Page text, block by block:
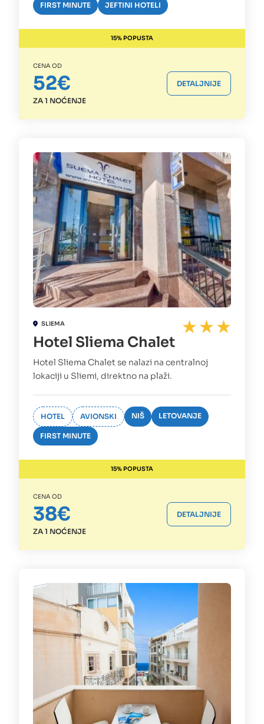
FIRST MINUTE JEFTINI HOTELI
15% POPUSTA
CENA OD
52€
ZA 1 NOĆENJE
DETALJNIJE
SLIEMA
Hotel Sliema Chalet
Hotel Sliema Chalet se nalazi na centralnoj
lokaciji u Sliemi, direktno na plaži.
HOTEL AVIONSKI NIŠ LETOVANJE
FIRST MINUTE
15% POPUSTA
CENA OD
38€
ZA 1 NOĆENJE
DETALJNIJE